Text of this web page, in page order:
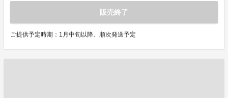
販売終了
ご提供予定時期：1月中旬以降、順次発送予定